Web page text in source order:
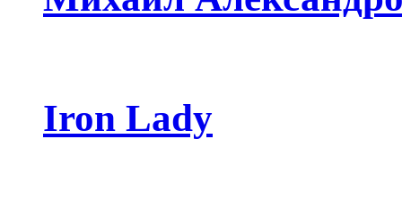
Iron Lady